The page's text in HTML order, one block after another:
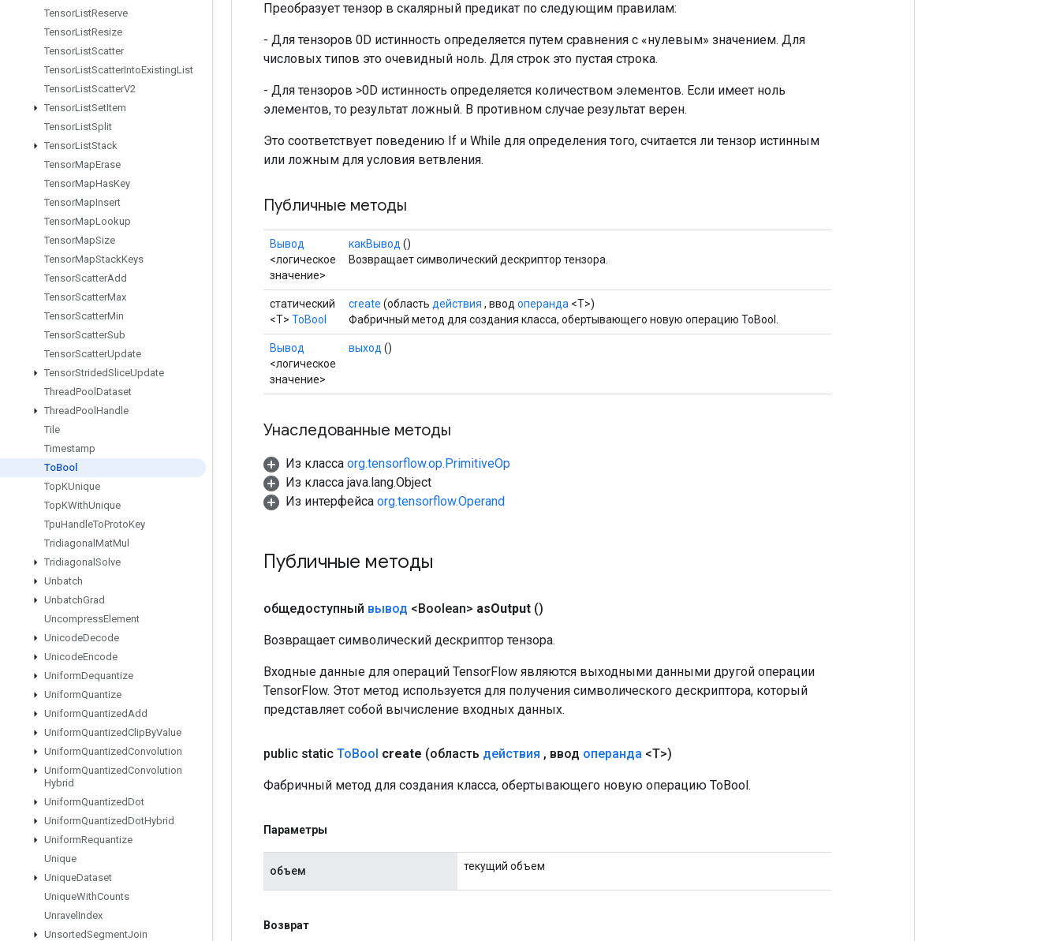
TensorListReserve
TensorListResize
TensorListScatter
TensorListScatterIntoExistingList
TensorListScatterV2
TensorListSetItem
TensorListSplit
TensorListStack
TensorMapErase
TensorMapHasKey
TensorMapInsert
TensorMapLookup
TensorMapSize
TensorMapStackKeys
TensorScatterAdd
TensorScatterMax
TensorScatterMin
TensorScatterSub
TensorScatterUpdate
TensorStridedSliceUpdate
ThreadPool Dataset
ThreadPool Handle
Tile
Timestamp
ToBool
TopKUnique
TopKWithUnique
TpuHandleToProtoKey
Tridiagonal MatMul
Tridiagonal Solve
Unbatch
UnbatchGrad
UncompressElement
UnicodeDecode
UnicodeEncode
UniformDequantize
UniformQuantize
UniformQuantizedAdd
UniformQuantizedClipByValue
UniformQuantizedConvolution
UniformQuantizedConvolution
Hybrid
UniformQuantizedDot
UniformQuantizedDotHybrid
UniformRequantize
Unique
UniqueDataset
UniqueWithCounts
Unravel Index
UnsortedSegmentJoin
Преобразует тензор в скалярный предикат по следующим правилам:
- Для тензоров 0D истинность определяется путем сравнения с «нулевым» значением. Для
числовых типов это очевидный ноль. Для строк это пустая строка.
- Для тензоров >0D истинность определяется количеством элементов. Если имеет ноль
элементов, то результат ложный. В противном случае результат верен.
Это соответствует поведению If и While для определения того, считается ли тензор истинным
или ложным для условия ветвления.
Публичные методы
Вывод
<логическое
значение>
какВывод ()
Возвращает символический дескриптор тензора.
статический
<T> ToBool
create (область действия , ввод операнда <T>)
Фабричный метод для создания класса, обертывающего новую операцию ToBool.
Вывод
<логическое
значение>
выход ()
Унаследованные методы
Из класса org.tensorflow.op.PrimitiveOp
Из класса java.lang.Object
Из интерфейса org.tensorflow.Operand
Публичные методы
общедоступный вывод <Boolean> asOutput ()
Возвращает символический дескриптор тензора.
Входные данные для операций TensorFlow являются выходными данными другой операции
TensorFlow. Этот метод используется для получения символического дескриптора, который
представляет собой вычисление входных данных.
public static ToBool create (область действия , ввод операнда <T>)
Фабричный метод для создания класса, обертывающего новую операцию ToBool.
Параметры
объем текущий объем
Возврат